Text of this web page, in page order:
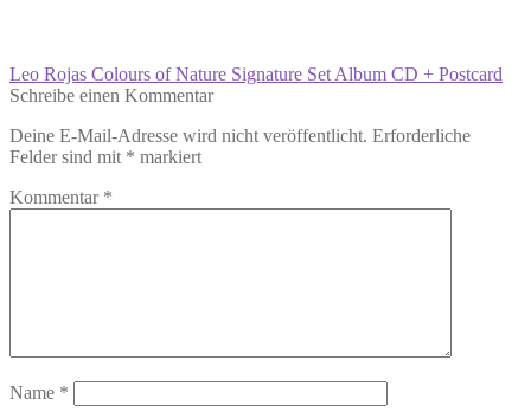
Beitragsnavigation
Vorheriger
Beitrag:
Leo Rojas Colours of Nature Signature Set Album CD + Postcard
Schreibe einen Kommentar
Deine E-Mail-Adresse wird nicht veröffentlicht. Erforderliche
Felder sind mit * markiert
Kommentar *
Name *